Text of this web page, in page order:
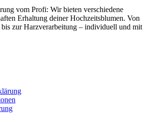
Varianten
auf.
Die
vom Profi: Wir bieten verschiedene
Erhaltung deiner Hochzeitsblumen. Von
zur Harzverarbeitung – individuell und mit